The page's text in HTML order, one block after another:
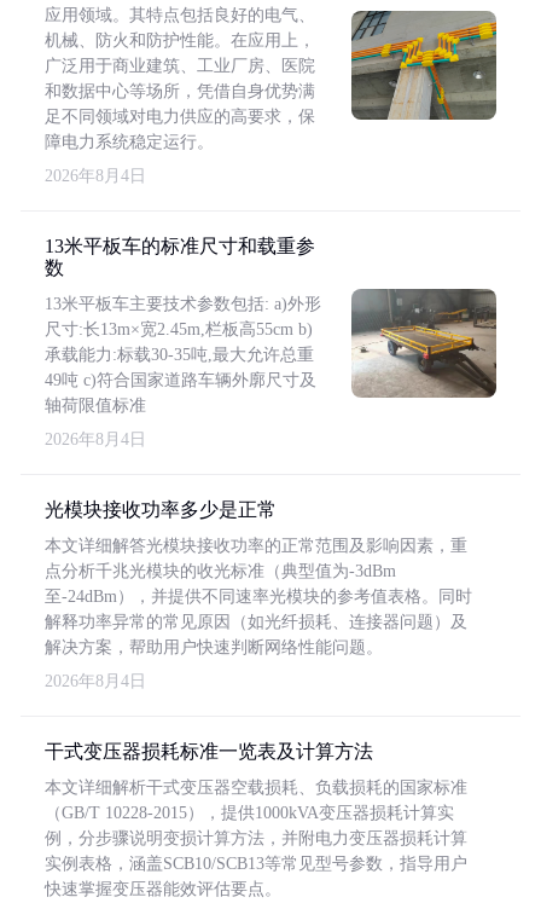
应用领域。其特点包括良好的电气、
机械、防火和防护性能。在应用上，
广泛用于商业建筑、工业厂房、医院
和数据中心等场所，凭借自身优势满
足不同领域对电力供应的高要求，保
障电力系统稳定运行。
2026年8月4日
13米平板车的标准尺寸和载重参
数
13米平板车主要技术参数包括: a)外形
尺寸:长13m×宽2.45m,栏板高55cm b)
承载能力:标载30-35吨,最大允许总重
49吨 c)符合国家道路车辆外廓尺寸及
轴荷限值标准
2026年8月4日
光模块接收功率多少是正常
本文详细解答光模块接收功率的正常范围及影响因素，重
点分析千兆光模块的收光标准（典型值为-3dBm
至-24dBm），并提供不同速率光模块的参考值表格。同时
解释功率异常的常见原因（如光纤损耗、连接器问题）及
解决方案，帮助用户快速判断网络性能问题。
2026年8月4日
干式变压器损耗标准一览表及计算方法
本文详细解析干式变压器空载损耗、负载损耗的国家标准
（GB/T 10228-2015），提供1000kVA变压器损耗计算实
例，分步骤说明变损计算方法，并附电力变压器损耗计算
实例表格，涵盖SCB10/SCB13等常见型号参数，指导用户
快速掌握变压器能效评估要点。